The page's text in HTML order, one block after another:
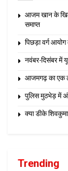
आजम खान के
समाप्त
पिछड़ा वर्ग आयोग
नवंबर-दिसंबर में
आजमगढ़ का एक
पुलिस मुठभेड़ में
क्या डीके
Trending